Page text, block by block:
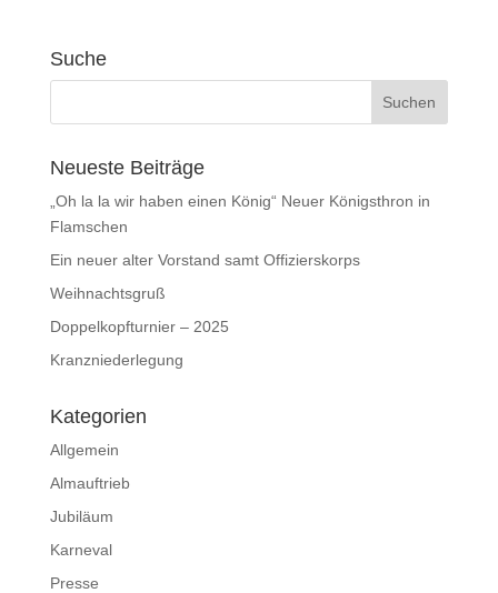
Suche
Neueste Beiträge
„Oh la la wir haben einen König“ Neuer Königsthron in
Flamschen
Ein neuer alter Vorstand samt Offizierskorps
Weihnachtsgruß
Doppelkopfturnier – 2025
Kranzniederlegung
Kategorien
Allgemein
Almauftrieb
Jubiläum
Karneval
Presse